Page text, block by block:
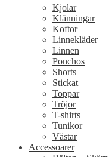
Kjolar
Klänningar
Koftor
Linnekläder
Linnen
Ponchos
Shorts
Stickat
Toppar
Tröjor
T-shirts
Tunikor
Västar
Accessoarer